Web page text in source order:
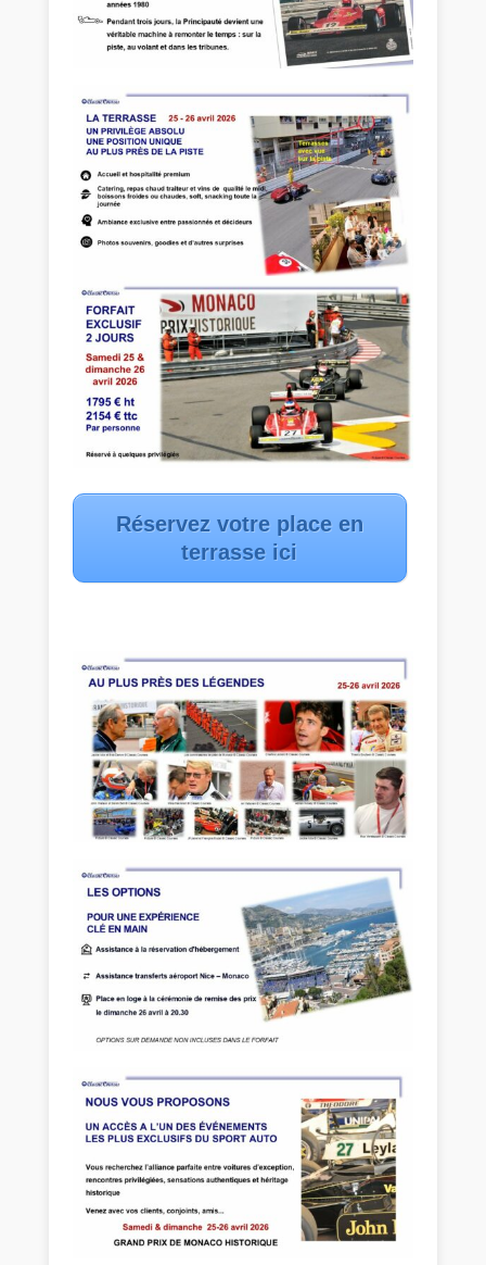
Réservez votre place en
terrasse ici